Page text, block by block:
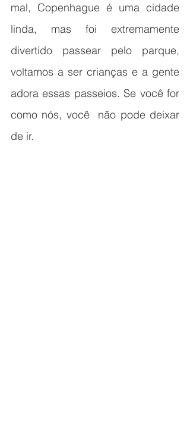
mal, Copenhague é uma cidade
linda, mas foi extremamente
divertido passear pelo parque,
voltamos a ser crianças e a gente
adora essas passeios. Se você for
como nós, você  não pode deixar
de ir.